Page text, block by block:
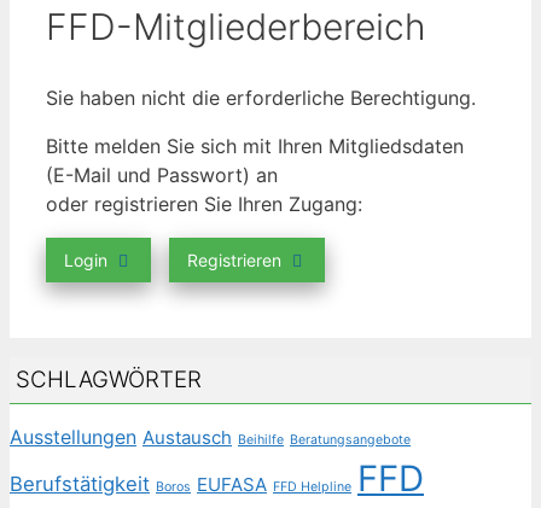
FFD-Mitgliederbereich
Sie haben nicht die erforderliche Berechtigung.
Bitte melden Sie sich mit Ihren Mitgliedsdaten
(E-Mail und Passwort) an
oder registrieren Sie Ihren Zugang:
Login Registrieren
SCHLAGWÖRTER
Ausstellungen Austausch Beihilfe Beratungsangebote
Berufstätigkeit Boros EUFASA FFD Helpline FFD